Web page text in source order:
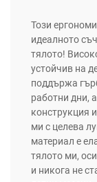
Този
идеалното
тялото!
устойчив на
поддържа
работни дни,
конструкция
ми с целева
материал е
тялото ми,
и никога не